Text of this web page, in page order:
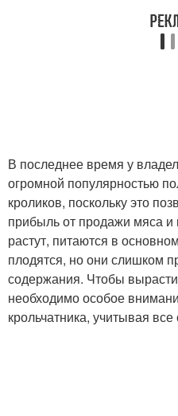
В последнее время у
огромной популярностью
кроликов, поскольку это
прибыль от продажи мяса и
растут, питаются в
плодятся, но они слишком
содержания. Чтобы
необходимо особое
крольчатника, учитывая